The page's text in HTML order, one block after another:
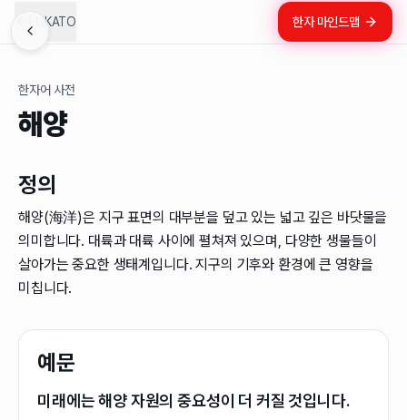
LUKATO 한자 마인드맵
한자어 사전
해양
정의
해양(海洋)은 지구 표면의 대부분을 덮고 있는 넓고 깊은 바닷물을
의미합니다. 대륙과 대륙 사이에 펼쳐져 있으며, 다양한 생물들이
살아가는 중요한 생태계입니다. 지구의 기후와 환경에 큰 영향을
미칩니다.
예문
미래에는 해양 자원의 중요성이 더 커질 것입니다.